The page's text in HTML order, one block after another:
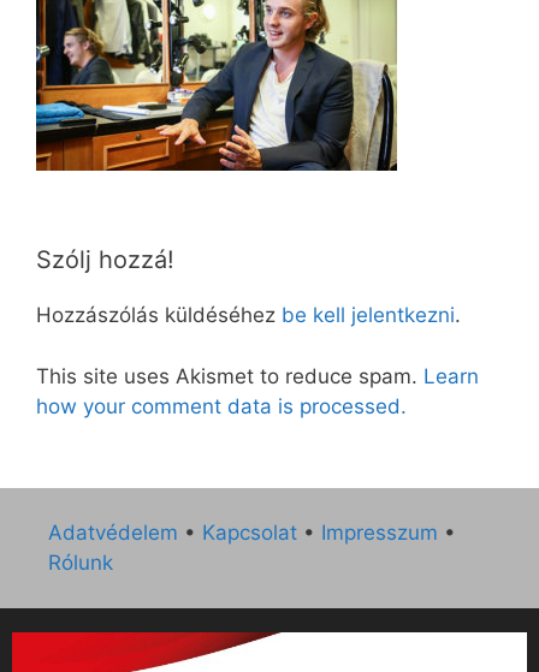
Szólj hozzá!
Hozzászólás küldéséhez be kell jelentkezni.
This site uses Akismet to reduce spam. Learn
how your comment data is processed.
Adatvédelem • Kapcsolat • Impresszum •
Rólunk